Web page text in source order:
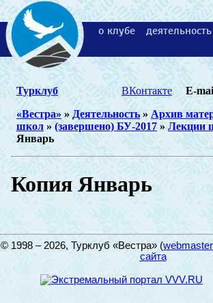
о клубе деятельность
ВКонтакте E-
Турклуб
«Вестра» » Деятельность » Архив
школ » (завершено) БУ-2017 » Лекции
Январь
Копия Январь
© 1998 – 2026, Турклуб «Вестра» (
сайта